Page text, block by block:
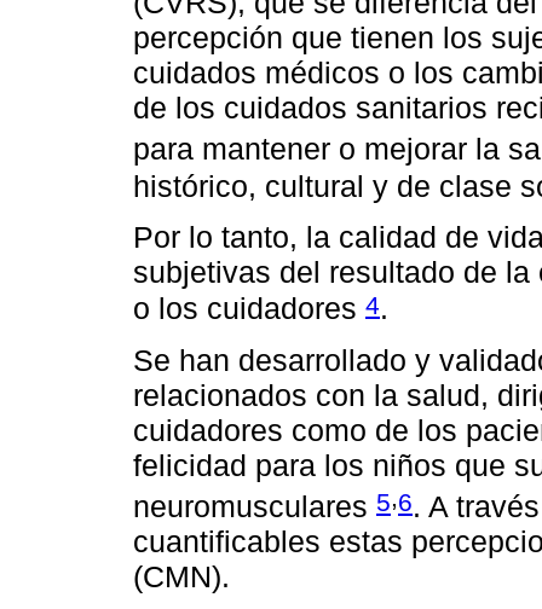
percepción que tienen los
cuidados médicos o los
de los cuidados sanitarios
para mantener o mejorar la
histórico, cultural y de clase
Por lo tanto, la calidad de
subjetivas del resultado de
o los cuidadores 4.
Se han desarrollado y
relacionados con la salud,
cuidadores como de los
felicidad para los niños que
neuromusculares 5,6. A
cuantificables estas
(CMN).